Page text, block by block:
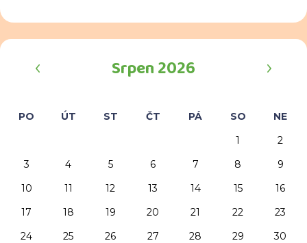
Srpen 2026
PO ÚT ST ČT PÁ SO
NE
1
2
3
4 5 6 7 8
9
10
11 12 13 14 15
16
17
18 19 20 21 22
23
24
25 26 27 28 29
30